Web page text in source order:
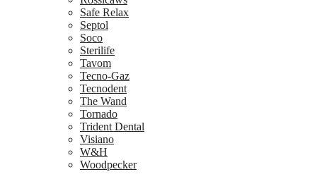
Safe Relax
Septol
Soco
Sterilife
Tavom
Tecno-Gaz
Tecnodent
The Wand
Tornado
Trident Dental
Visiano
W&H
Woodpecker